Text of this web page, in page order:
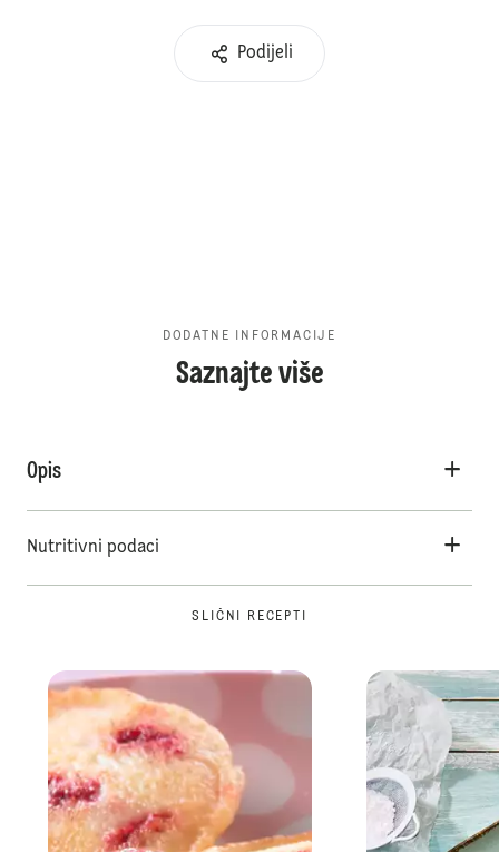
Podijeli
DODATNE INFORMACIJE
Saznajte više
Opis
Nutritivni podaci
SLIČNI RECEPTI